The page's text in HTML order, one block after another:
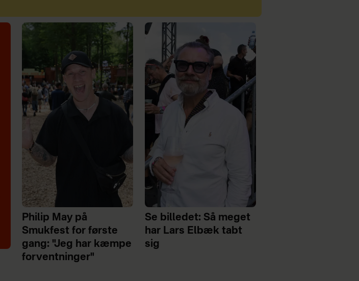
Philip May på
Smukfest for første
gang: "Jeg har kæmpe
forventninger"
Se billedet: Så meget
har Lars Elbæk tabt
sig